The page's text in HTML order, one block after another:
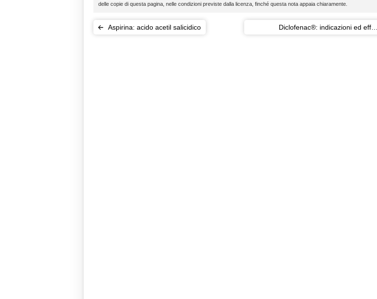
delle copie di questa pagina, nelle condizioni previste dalla licenza, finché questa nota appaia chiaramente.
Aspirina: acido acetil salicidico
Diclofenac®: indicazioni ed effetti